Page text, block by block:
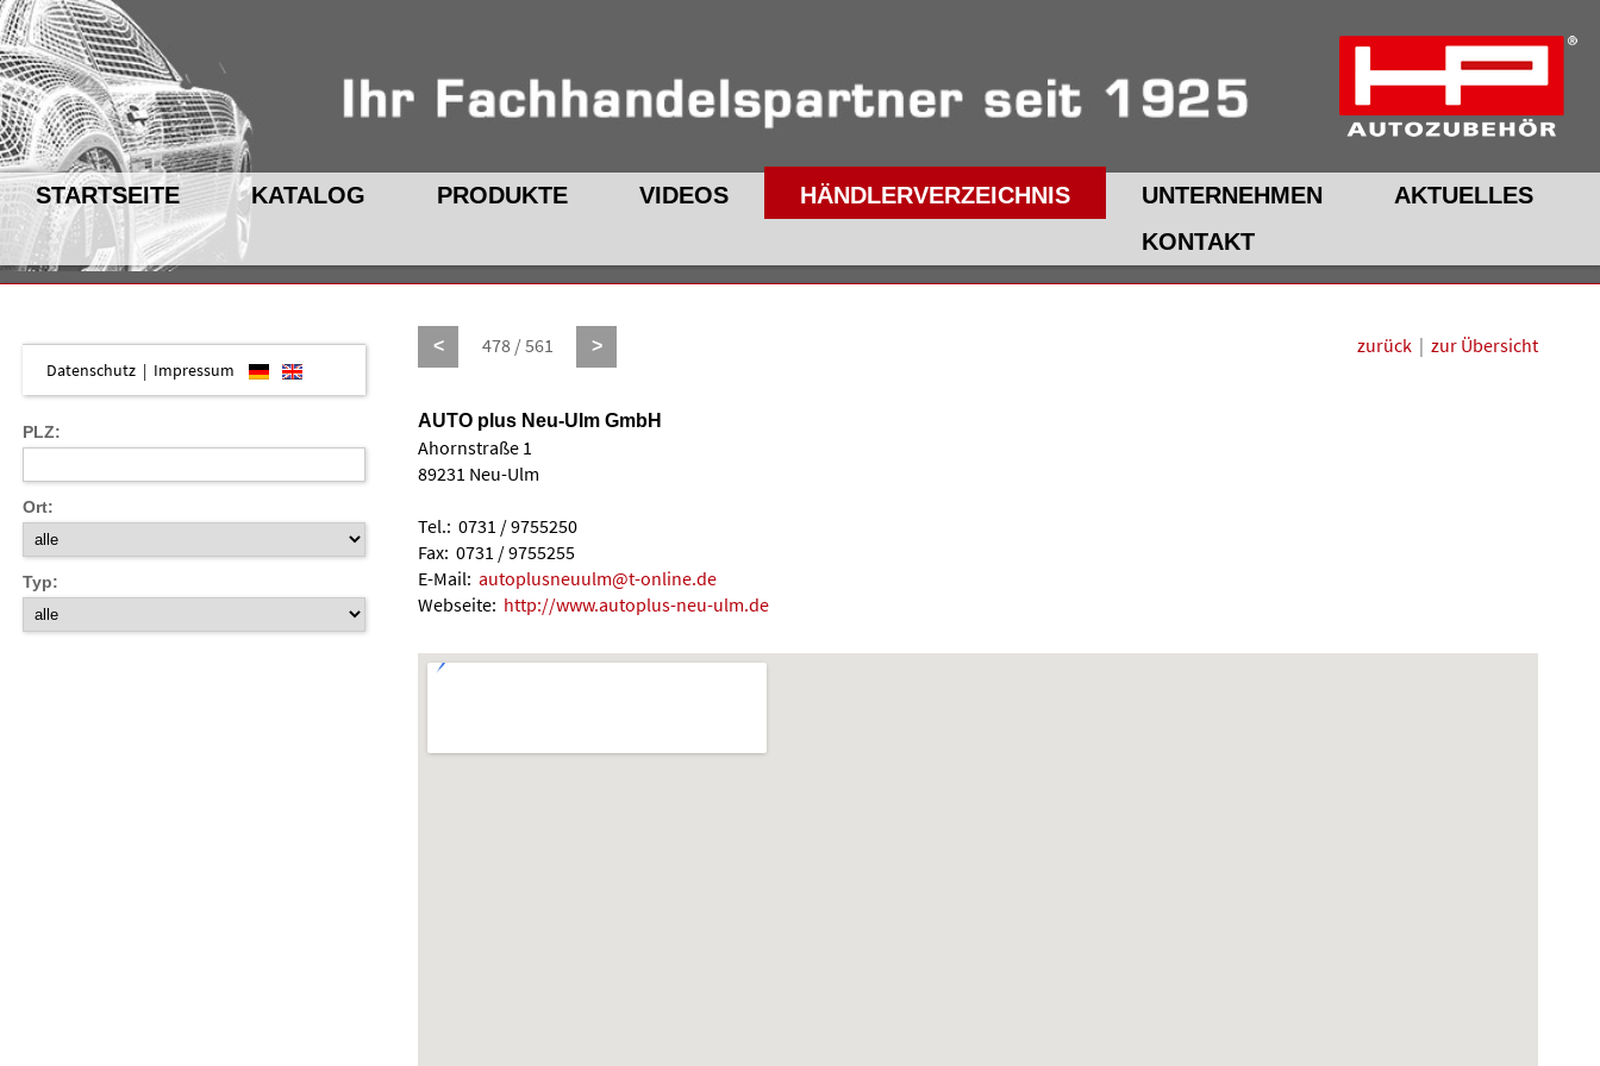
STARTSEITE KATALOG PRODUKTE VIDEOS HÄNDLERVERZEICHNIS UNTERNEHMEN
AKTUELLES
KONTAKT
Datenschutz | Impressum
PLZ:
Ort:
Typ:
< 478 / 561 > zurück| zur Übersicht
AUTO plus Neu-Ulm GmbH
Ahornstraße 1
89231 Neu-Ulm
Tel.: 0731 / 9755250
Fax: 0731 / 9755255
E-Mail: autoplusneuulm@t-online.de
Webseite: http://www.autoplus-neu-ulm.de